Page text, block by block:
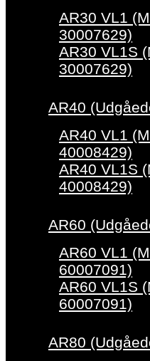
AR30 VL1
30007629)
AR30 VL1S
30007629)
AR40
AR40 VL1
40008429)
AR40 VL1S
40008429)
AR60
AR60 VL1
60007091)
AR60 VL1S
60007091)
AR80